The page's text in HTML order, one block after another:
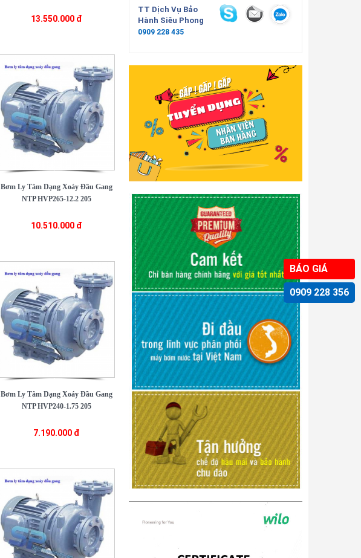
BÁO GIÁ
0909 228 356
13.550.000 đ
Bơm Ly Tâm Dạng Xoáy Đầu Gang
NTP HVP265-12.2 205
10.510.000 đ
Bơm Ly Tâm Dạng Xoáy Đầu Gang
NTP HVP240-1.75 205
7.190.000 đ
TT Dịch Vụ Bảo
Hành Siêu Phong
0909 228 435